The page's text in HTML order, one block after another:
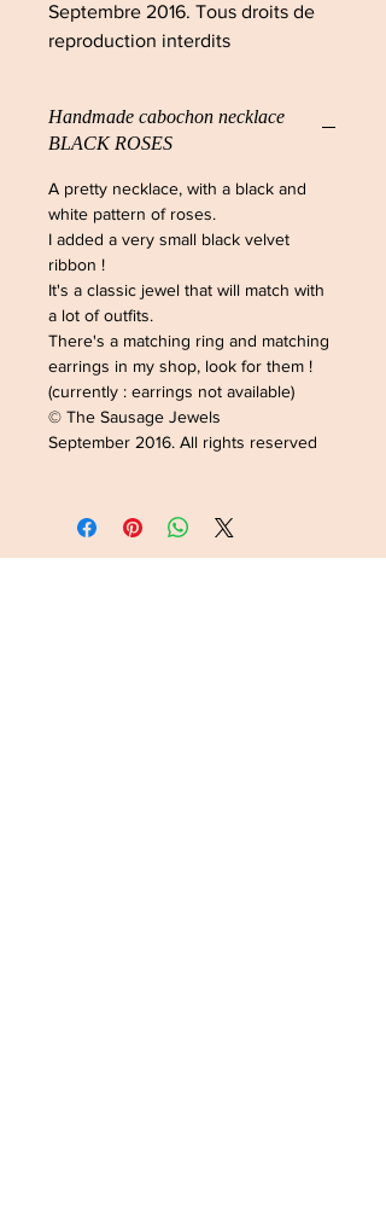
Septembre 2016. Tous droits de
reproduction interdits
Handmade cabochon necklace
BLACK ROSES
A pretty necklace, with a black and
white pattern of roses.
I added a very small black velvet
ribbon !
It's a classic jewel that will match with
a lot of outfits.
There's a matching ring and matching
earrings in my shop, look for them !
(currently : earrings not available)
© The Sausage Jewels
September 2016. All rights reserved